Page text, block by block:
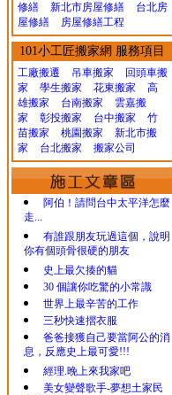
修繕
新北市房屋修繕
台北房
屋修繕
房屋修繕工程
101小工匠搬家網 服務項目
工廠搬遷 吊車搬家
回頭車搬
家
學生搬家 花東搬家
高
雄搬家
台南搬家
雲嘉搬
家
彰投搬家 台中搬家
竹
苗搬家
桃園搬家
新北市搬
家
台北搬家 搬家公司
阿伯！請問台中太平洋怎麼
走...
有誰跟朋友玩過這個，說明
你有個頭骨很硬的朋友
史上最欠揍的貓
30 個讓你吃驚的小常識
世界上最辛苦的工作
三秒快速摺衣服
爸爸接獲自己要當阿公的消
息，反應史上最可愛!!!
經理.晚上來我家吧
美女變聲歌手-夢想土家民